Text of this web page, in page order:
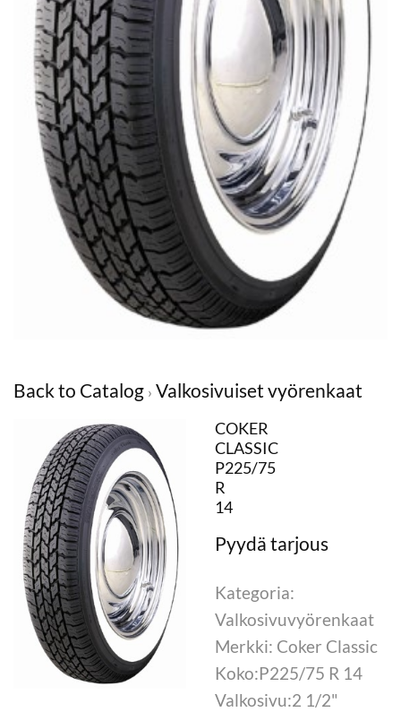
Back to Catalog Valkosivuiset vyörenkaat
COKER
CLASSIC
P225/75
R
14
Kategoria:
Valkosivuvyörenkaat
Merkki: Coker Classic
Koko:P225/75 R 14
Valkosivu:2 1/2"